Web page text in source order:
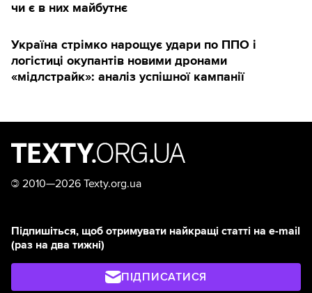
чи є в них майбутнє
Україна стрімко нарощує удари по ППО і
логістиці окупантів новими дронами
«мідлстрайк»: аналіз успішної кампанії
© 2010—2026 Texty.org.ua
Підпишіться, щоб отримувати найкращі статті на e-mail
(раз на два тижні)
ПІДПИСАТИСЯ